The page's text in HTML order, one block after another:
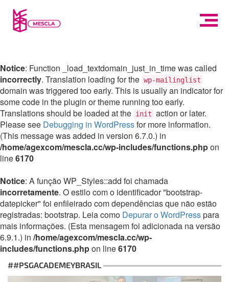
Notice: Function _load_textdomain_just_in_time was called
incorrectly. Translation loading for the wp-mailinglist
domain was triggered too early. This is usually an indicator for
some code in the plugin or theme running too early.
Translations should be loaded at the init action or later.
Please see Debugging in WordPressfor more information.
(This message was added in version 6.7.0.) in
/home/agexcom/mescla.cc/wp-includes/functions.phpon
line6170
Notice: A função WP_Styles::add foi chamada
incorretamente. O estilo com o identificador "bootstrap-
datepicker" foi enfileirado com dependências que não estão
registradas: bootstrap. Leia como Depurar o WordPresspara
mais informações. (Esta mensagem foi adicionada na versão
6.9.1.) in /home/agexcom/mescla.cc/wp-
includes/functions.phpon line6170
##PSGACADEMEYBRASIL